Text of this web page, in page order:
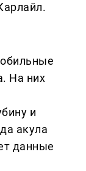
На них
и
акула
данные